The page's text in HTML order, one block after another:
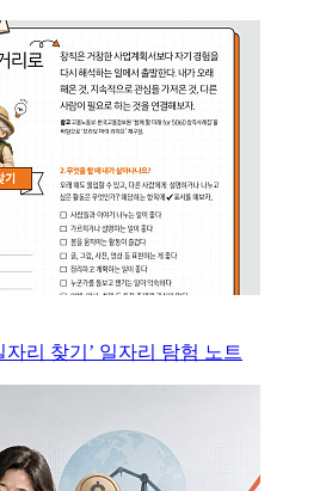
자리 찾기’ 일자리 탐험 노트